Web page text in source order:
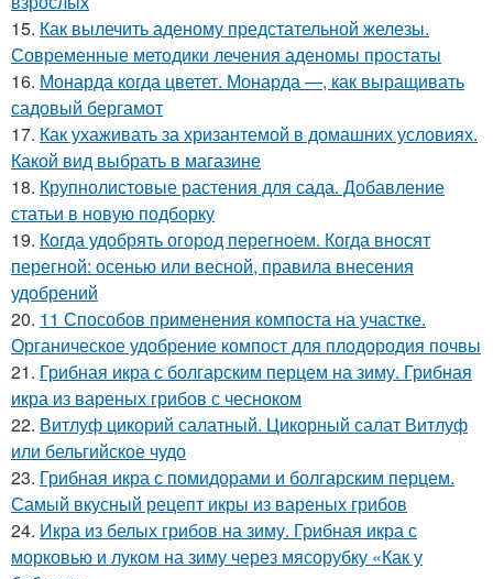
15. Как вылечить аденому предстательной железы.
Современные методики лечения аденомы простаты
16. Монарда когда цветет. Монарда —, как выращивать
садовый бергамот
17. Как ухаживать за хризантемой в домашних условиях.
Какой вид выбрать в магазине
18. Крупнолистовые растения для сада. Добавление
статьи в новую подборку
19. Когда удобрять огород перегноем. Когда вносят
перегной: осенью или весной, правила внесения
удобрений
20. 11 Способов применения компоста на участке.
Органическое удобрение компост для плодородия почвы
21. Грибная икра с болгарским перцем на зиму. Грибная
икра из вареных грибов с чесноком
22. Витлуф цикорий салатный. Цикорный салат Витлуф
или бельгийское чудо
23. Грибная икра с помидорами и болгарским перцем.
Самый вкусный рецепт икры из вареных грибов
24. Икра из белых грибов на зиму. Грибная икра с
морковью и луком на зиму через мясорубку «Как у